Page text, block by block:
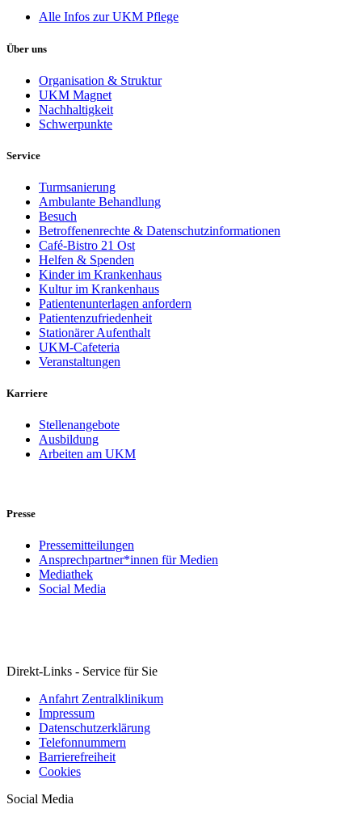
Alle Infos zur UKM Pflege
Über uns
Organisation & Struktur
UKM Magnet
Nachhaltigkeit
Schwerpunkte
Service
Turmsanierung
Ambulante Behandlung
Besuch
Betroffenenrechte & Datenschutzinformationen
Café-Bistro 21 Ost
Helfen & Spenden
Kinder im Krankenhaus
Kultur im Krankenhaus
Patientenunterlagen anfordern
Patientenzufriedenheit
Stationärer Aufenthalt
UKM-Cafeteria
Veranstaltungen
Karriere
Stellenangebote
Ausbildung
Arbeiten am UKM
Presse
Pressemitteilungen
Ansprechpartner*innen für Medien
Mediathek
Social Media
Direkt-Links - Service für Sie
Anfahrt Zentralklinikum
Impressum
Datenschutzerklärung
Telefonnummern
Barrierefreiheit
Cookies
Social Media